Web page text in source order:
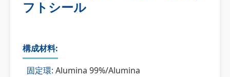
フトシール
構成材料:
固定環: Alumina 99%/Alumina